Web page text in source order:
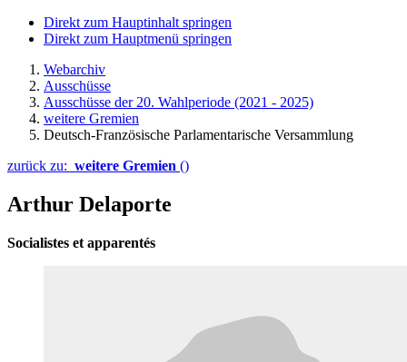
Direkt zum Hauptinhalt springen
Direkt zum Hauptmenü springen
Webarchiv
Ausschüsse
Ausschüsse der 20. Wahlperiode (2021 - 2025)
weitere Gremien
Deutsch-Französische Parlamentarische Versammlung
zurück zu: weitere Gremien ()
Arthur Delaporte
Socialistes et apparentés